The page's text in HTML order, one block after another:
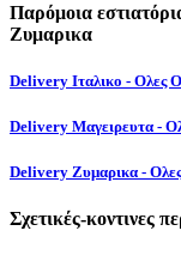
Παρόμοια
Ζυμαρικα
Delivery Ιταλικο - Ολες
Delivery Μαγειρευτα -
Delivery Ζυμαρικα -
Σχετικές-κοντινες